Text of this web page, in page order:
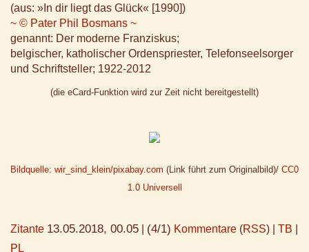
(aus: »In dir liegt das Glück« [1990])
~ © Pater Phil Bosmans ~
genannt: Der moderne Franziskus;
belgischer, katholischer Ordenspriester, Telefonseelsorger
und Schriftsteller; 1922-2012
(die eCard-Funktion wird zur Zeit nicht bereitgestellt)
Bildquelle: wir_sind_klein/pixabay.com (Link führt zum Originalbild)/ CC0
1.0 Universell
Zitante 13.05.2018, 00.05 (4/1) Kommentare (RSS) | TB
PL